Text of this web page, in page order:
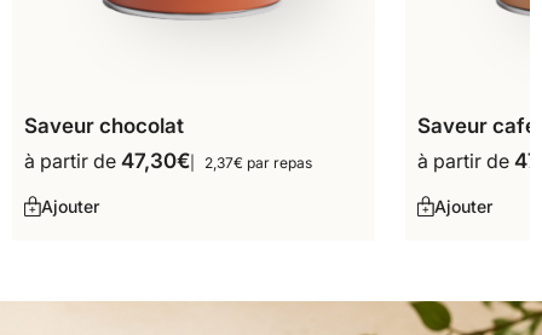
Saveur chocolat
à partir de 47,30€ 2,37€ par repas
Ajouter
Saveur café
à partir de
Ajouter